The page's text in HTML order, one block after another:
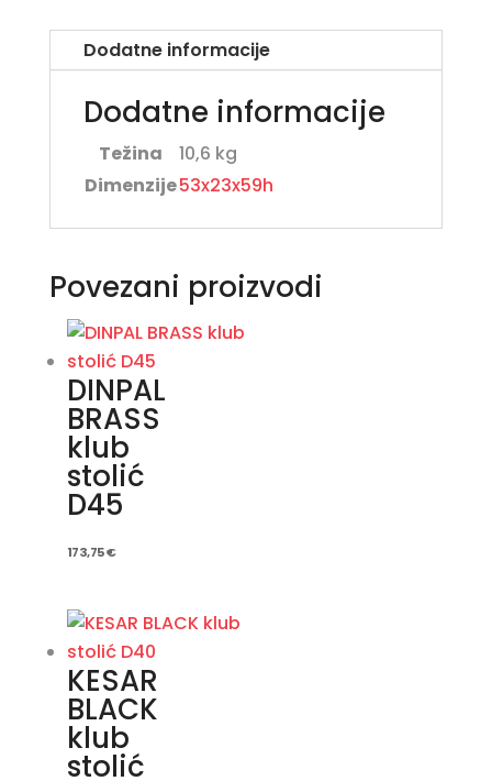
Dodatne informacije
Dodatne informacije
Težina
10,6 kg
Dimenzije53x23x59h
Povezani proizvodi
DINPAL
BRASS
klub
stolić
D45
173,75€
KESAR
BLACK
klub
stolić